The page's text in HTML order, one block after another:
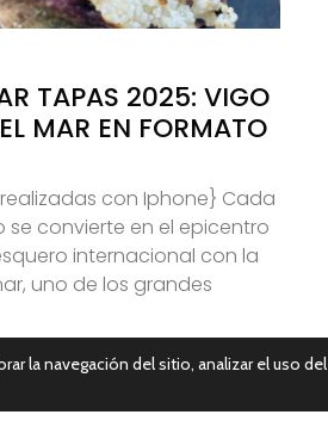
TAPAS 2025: VIGO
MAR EN FORMATO
con Iphone} Cada
se convierte en el epicentro
internacional con la
uno de los grandes
la navegación del sitio, analizar el uso del